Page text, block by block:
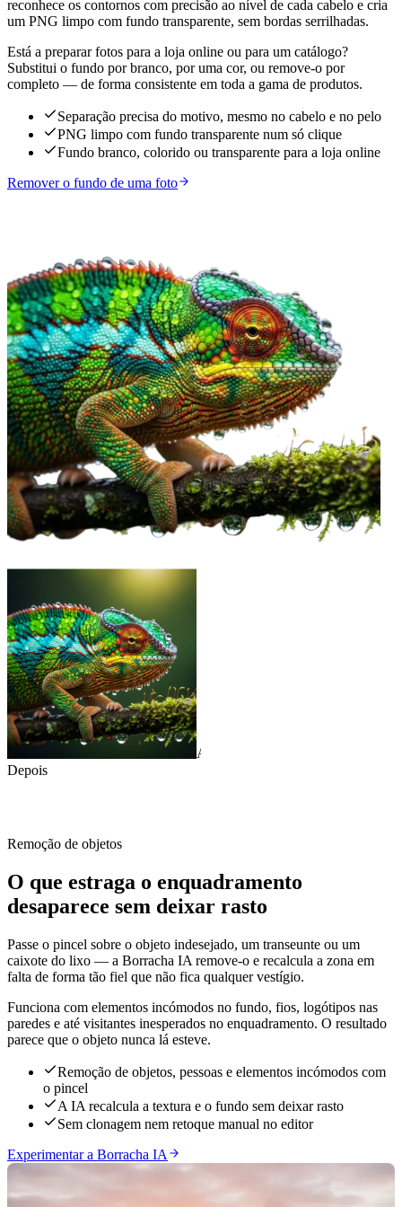
reconhece os contornos com precisão ao nível de cada cabelo e cria
um PNG limpo com fundo transparente, sem bordas serrilhadas.
Está a preparar fotos para a loja online ou para um catálogo?
Substitui o fundo por branco, por uma cor, ou remove-o por
completo — de forma consistente em toda a gama de produtos.
Separação precisa do motivo, mesmo no cabelo e no pelo
PNG limpo com fundo transparente num só clique
Fundo branco, colorido ou transparente para a loja online
Remover o fundo de uma foto
Antes
Depois
Remoção de objetos
O que estraga o enquadramento
desaparece sem deixar rasto
Passe o pincel sobre o objeto indesejado, um transeunte ou um
caixote do lixo — a Borracha IA remove-o e recalcula a zona em
falta de forma tão fiel que não fica qualquer vestígio.
Funciona com elementos incómodos no fundo, fios, logótipos nas
paredes e até visitantes inesperados no enquadramento. O resultado
parece que o objeto nunca lá esteve.
Remoção de objetos, pessoas e elementos incómodos com
o pincel
A IA recalcula a textura e o fundo sem deixar rasto
Sem clonagem nem retoque manual no editor
Experimentar a Borracha IA